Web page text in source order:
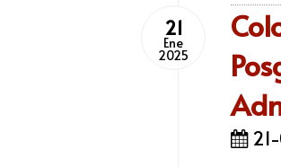
21
Ene
2025